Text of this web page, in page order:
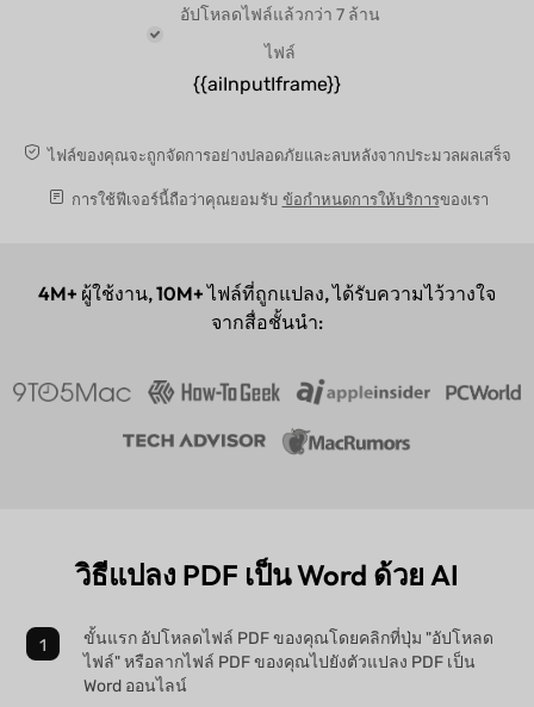
อัปโหลดไฟล์แล้วกว่า 7 ล้าน
ไฟล์
{{aiInputIframe}}
ไฟล์ของคุณจะถูกจัดการอย่างปลอดภัยและลบหลังจากประมวลผลเสร็จ
การใช้ฟีเจอร์นี้ถือว่าคุณยอมรับ ข้อกำหนดการให้บริการของเรา
4M+ ผู้ใช้งาน,10M+ไฟล์ที่ถูกแปลง, ได้รับความไว้วางใจ
จากสื่อชั้นนำ:
วิธีแปลง PDF เป็น Word ด้วย AI
ขั้นแรก อัปโหลดไฟล์ PDF ของคุณโดยคลิกที่ปุ่ม "อัปโหลด
ไฟล์" หรือลากไฟล์ PDF ของคุณไปยังตัวแปลง PDF เป็น
Word ออนไลน์